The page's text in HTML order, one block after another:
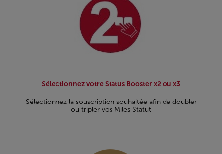
Sélectionnez votre Status Booster x2 ou x3
Sélectionnez la souscription souhaitée afin de doubler
ou tripler vos Miles Statut